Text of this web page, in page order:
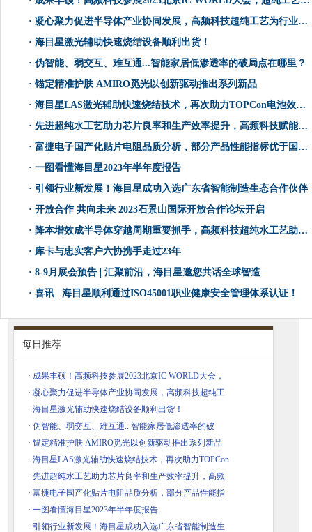
· 凝心聚力促进半导体产业协同发展，高频科技超纯工艺为行业注入活力
· 海目星激光辅助快速烧结设备顺利出货！
· 伪智能、弱交互、难互通...智能家居低渗透率的破局点在哪里？
· 锚定精准护肤 AMIRO觅光以创新驱动推出系列新品
· 海目星LAS激光辅助快速烧结技术，再次助力TOPCon电池效率提升！
· 先进超纯水工艺助力芯片良率和生产效率提升，高频科技赋能半导体产业升级优化
· 富捷电子国产化贴片电阻品质分析，部分产品性能指标优于国际标准
· 一图看懂海目星2023年半年度报告
· 引领行业新发展！海目星成功入选广东省智能制造生态合作伙伴
· 开放合作 共向未来 2023石景山国际开放合作论坛开启
· 降本增效成半导体穿越周期重要抓手，高频科技超纯水工艺助行业提质减负
· 库卡与忠实客户六协携手走过23年
· 8-9月展会预告 | 汇聚前沿，海目星邀您共话全球智造
· 喜讯 | 海目星顺利通过ISO45001职业健康安全管理体系认证！
每日推荐
· 成果丰硕！高频科技参展2023北京IC WORLD大会，
· 凝心聚力促进半导体产业协同发展，高频科技超纯工
· 海目星激光辅助快速烧结设备顺利出货！
· 伪智能、弱交互、难互通...智能家居低渗透率的破
· 锚定精准护肤 AMIRO觅光以创新驱动推出系列新品
· 海目星LAS激光辅助快速烧结技术，再次助力TOPCon
· 先进超纯水工艺助力芯片良率和生产效率提升，高频
· 富捷电子国产化贴片电阻品质分析，部分产品性能指
· 一图看懂海目星2023年半年度报告
· 引领行业新发展！海目星成功入选广东省智能制造生